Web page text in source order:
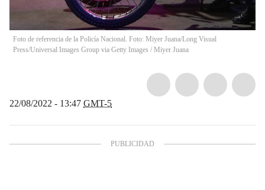
Foto de referencia de la Policía Nacional. Foto: Miyer Juana/Long Visual
Press/Universal Images Group via Getty Images / Miyer Juana
22/08/2022 - 13:47 GMT-5